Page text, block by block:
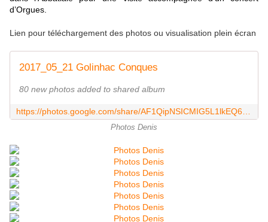
d’Orgues.
Lien pour téléchargement des photos ou visualisation plein écran
2017_05_21 Golinhac Conques
80 new photos added to shared album
Photos Denis